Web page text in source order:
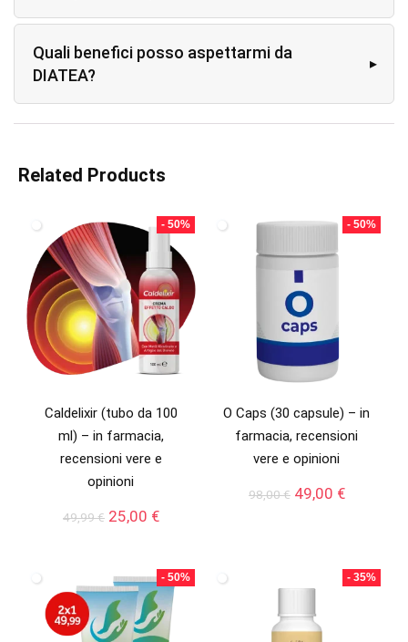
Quali benefici posso aspettarmi da
DIATEA?
Related Products
- 50%
Caldelixir (tubo da 100
ml) – in farmacia,
recensioni vere e
opinioni
49,99€ Il
49,99 €.
25,00 €Il
è:
25,00 €.
- 50%
O Caps (30 capsule) – in
farmacia, recensioni
vere e opinioni
98,00€ Il
98,00 €.
49,00 €Il
49,00 €.
- 50% - 35%